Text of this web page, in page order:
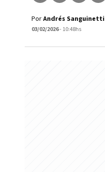
PorAndrés Sanguinetti
03/02/2026- 10:48hs